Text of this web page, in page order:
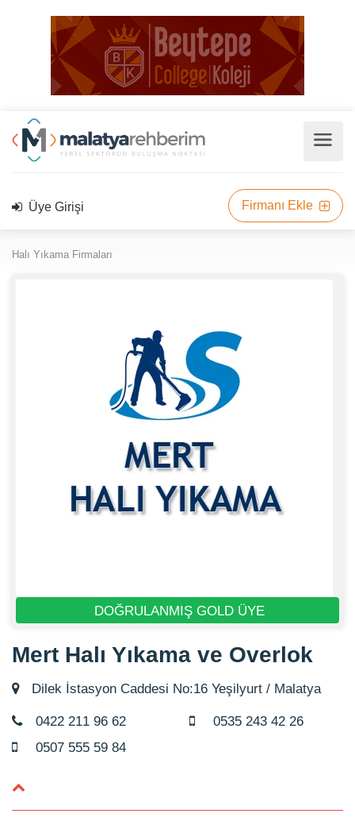
Üye Girişi Firmanı Ekle
Halı Yıkama Firmaları
DOĞRULANMIŞ GOLD ÜYE
Mert Halı Yıkama ve Overlok
Dilek İstasyon Caddesi No:16 Yeşilyurt / Malatya
0422 211 96 62
0535 243 42 26
0507 555 59 84